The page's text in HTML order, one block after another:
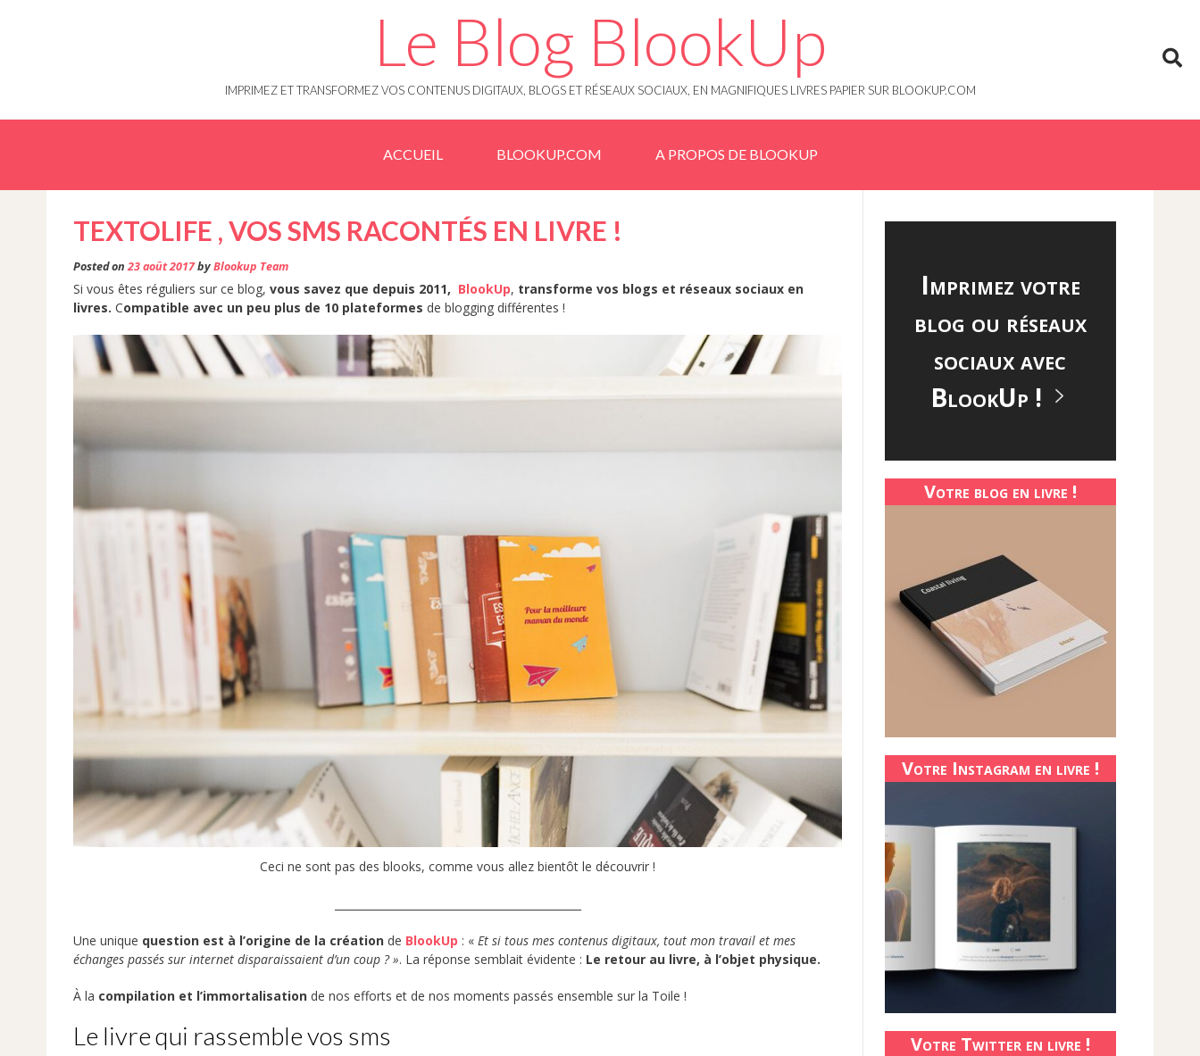
Le Blog BlookUp
IMPRIMEZ ET TRANSFORMEZ VOS CONTENUS DIGITAUX, BLOGS ET RÉSEAUX SOCIAUX, EN MAGNIFIQUES LIVRES PAPIER SUR BLOOKUP.COM
ACCUEIL BLOOKUP.COM A PROPOS DE BLOOKUP
TEXTOLIFE , VOS SMS RACONTÉS EN LIVRE !
Posted on23 août 2017byBlookup Team
Si vous êtes réguliers sur ce blog, vous savez que depuis 2011, BlookUp, transforme vos blogs et réseaux sociaux en
livres. Compatible avec un peu plus de 10 plateformes de blogging différentes !
Ceci ne sont pas des blooks, comme vous allez bientôt le découvrir !
Une unique question est à l’origine de la création de BlookUp : « Et si tous mes contenus digitaux, tout mon travail et mes
échanges passés sur internet disparaissaient d’un coup ? ». La réponse semblait évidente : Le retour au livre, à l’objet physique.
À la compilation et l’immortalisation de nos efforts et de nos moments passés ensemble sur la Toile !
Le livre qui rassemble vos sms
Imprimez votre
blog ou réseaux
sociaux avec
BlookUp !
Votre blog en livre !
Votre Instagram en livre !
Votre Twitter en livre !